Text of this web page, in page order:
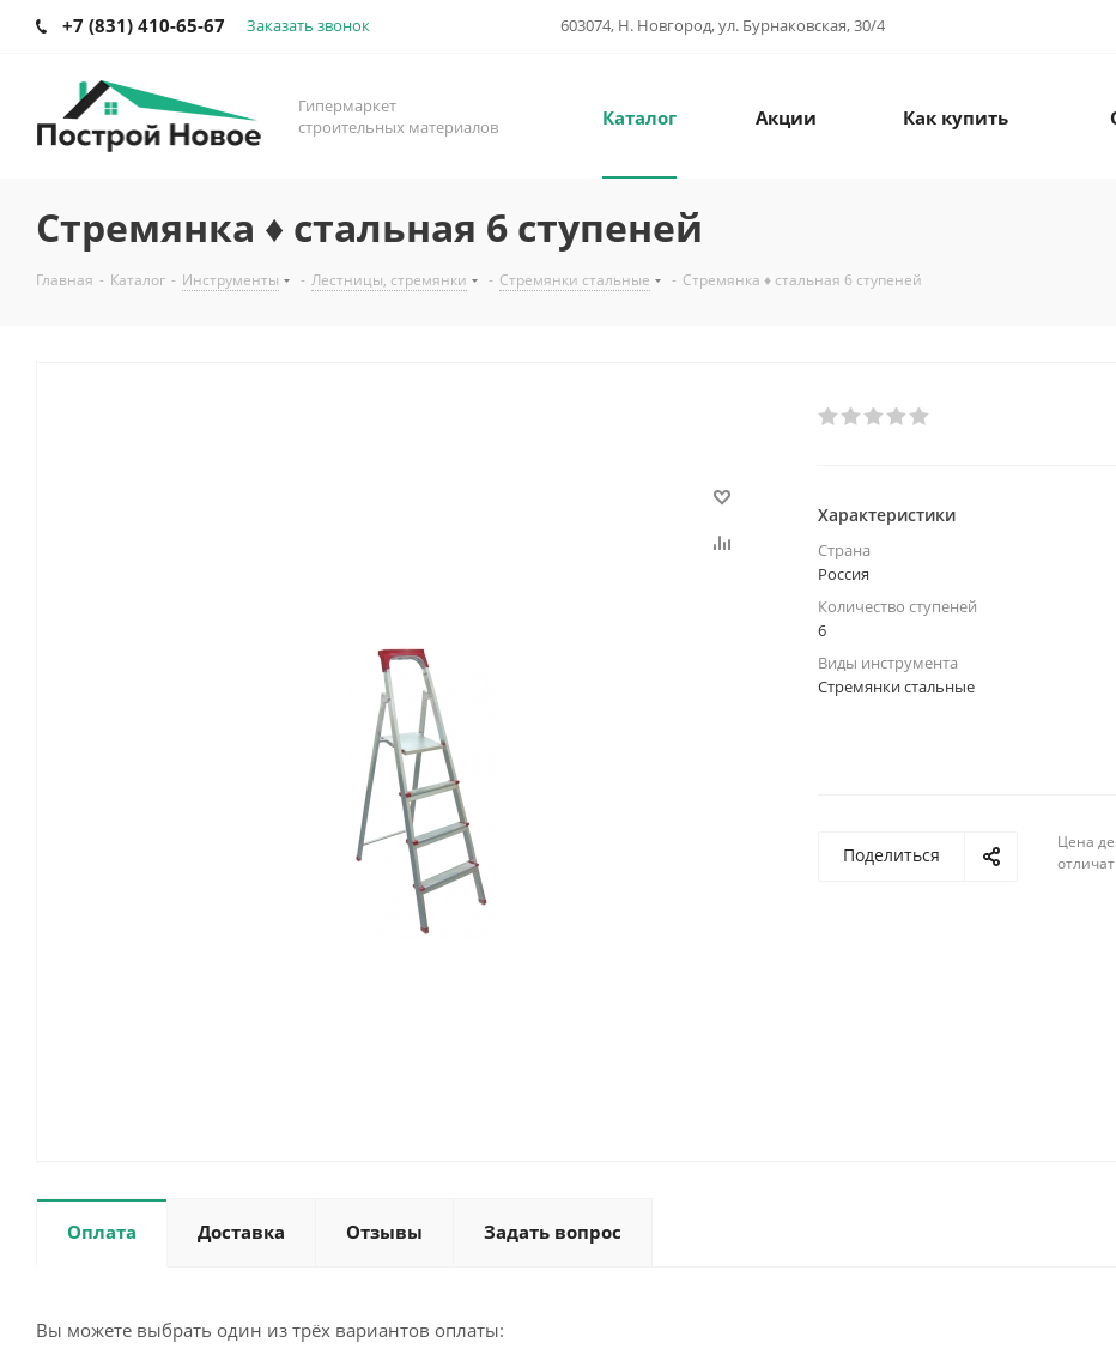
+7 (831) 410-65-67 Заказать звонок 603074, Н. Новгород, ул. Бурнаковская, 30/4
Гипермаркет
строительных материалов
Каталог Акции Как купить
Стремянка ♦ стальная 6 ступеней
Главная - Каталог - Инструменты - Лестницы, стремянки - Стремянки стальные - Стремянка ♦ стальная 6 ступеней
Характеристики
Страна
Россия
Количество ступеней
6
Виды инструмента
Стремянки стальные
Поделиться
Цена
Оплата Доставка Отзывы Задать вопрос
Вы можете выбрать один из трёх вариантов оплаты: